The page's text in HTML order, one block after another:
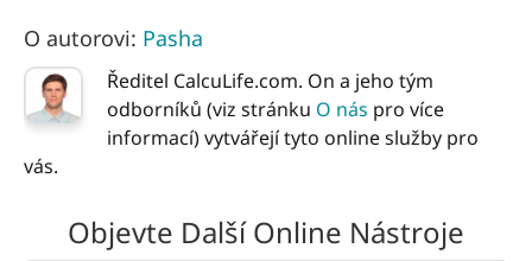
O autorovi: Pasha
Ředitel CalcuLife.com. On a jeho tým
odborníků (viz stránku O nás pro více
informací) vytvářejí tyto online služby pro
vás.
Objevte Další Online Nástroje